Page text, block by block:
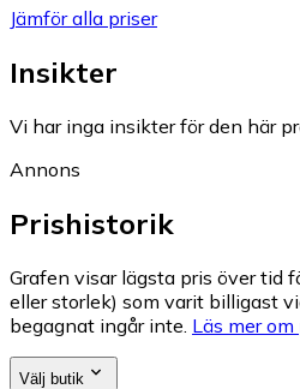
Jämför alla priser
Insikter
Vi har inga insikter för den här
Annons
Prishistorik
Grafen visar lägsta pris över tid
eller storlek) som varit billigast
begagnat ingår inte. Läs mer
Välj butik